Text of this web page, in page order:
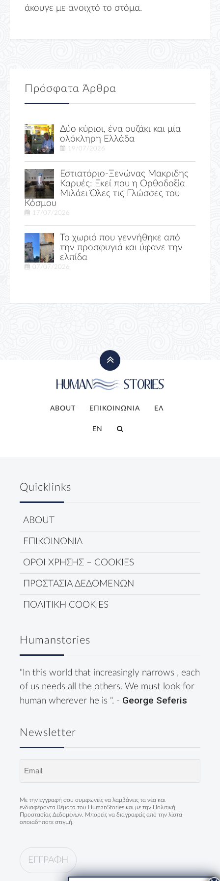
άκουγε με ανοιχτό το στόμα.
Πρόσφατα Άρθρα
Δύο κύριοι, ένα ουζάκι και μία
ολόκληρη Ελλάδα
19/07/2026
Εστιατόριο-Ξενώνας Μακριδης
Καρυές: Εκεί που η Ορθοδοξία
Μιλάει Όλες τις Γλώσσες του
Κόσμου
17/07/2026
Το χωριό που γεννήθηκε από
την προσφυγιά και ύφανε την
ελπίδα
07/07/2026
ABOUT ΕΠΙΚΟΙΝΩΝΙΑ ΕΛ
EN
Quicklinks
ABOUT
ΕΠΙΚΟΙΝΩΝΙΑ
ΟΡΟΙ ΧΡΗΣΗΣ – COOKIES
ΠΡΟΣΤΑΣΙΑ ΔΕΔΟΜΕΝΩΝ
ΠΟΛΙΤΙΚΗ COOKIES
Humanstories
"In this world that increasingly narrows , each
of us needs all the others. We must look for
human wherever he is ". - George Seferis
Newsletter
Με την εγγραφή σου συμφωνείς να λαμβάνεις τα νέα και
ενδιαφέροντα θέματα του HumanStories και με την Πολιτική
Προστασίας Δεδομένων . Μπορείς να διαγραφείς από την λίστα
οποιαδήποτε στιγμή.